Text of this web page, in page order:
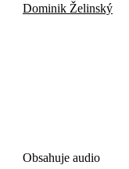
Dominik Želinský
Obsahuje audio